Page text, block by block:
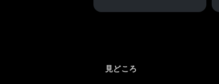
はその傾向が顕著。智春が
た。
見どころ